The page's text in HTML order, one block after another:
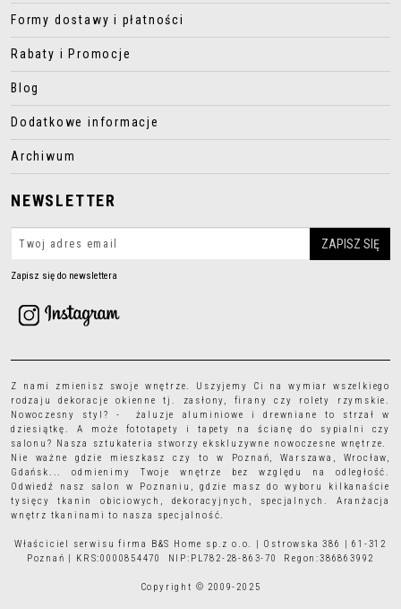
Formy dostawy i płatności
Rabaty i Promocje
Blog
Dodatkowe informacje
Archiwum
NEWSLETTER
Zapisz się do newslettera
Z nami zmienisz swoje wnętrze. Uszyjemy Ci na wymiar wszelkiego
rodzajudekoracje okienne tj. zasłony, firany czy rolety rzymskie.
Nowoczesny styl? - żaluzje aluminiowe i drewniane to strzał w
dziesiątkę. A może fototapety i tapety
na ścianę do sypialni czy
salonu? Nasza sztukateria stworzy ekskluzywne nowoczesne wnętrze.
Nie ważne gdzie mieszkasz czy to w Poznań, Warszawa, Wrocław,
Gdańsk... odmienimy Twoje wnętrze bez względu na odległość.
Odwiedź nasz salon w Poznaniu, gdzie masz do wyboru kilkanaście
tysięcytkanin obiciowych , dekoracyjnych, specjalnych. Aranżacja
wnętrz tkaninami to nasza specjalność.
Właściciel serwisu firma B&S Home sp.z o.o. | Ostrowska 386 | 61-312
Poznań | KRS:0000854470 NIP:PL782-28-863-70 Regon:386863992
Copyright © 2009-2025